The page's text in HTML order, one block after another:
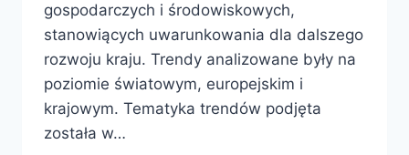
gospodarczych i środowiskowych,
stanowiących uwarunkowania dla dalszego
rozwoju kraju. Trendy analizowane były na
poziomie światowym, europejskim i
krajowym. Tematyka trendów podjęta
została w…